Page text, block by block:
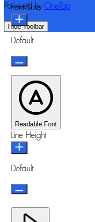
Powered by OneTap
Hide Toolbar
Font Size
Default
Readable Font
Line Height
Default